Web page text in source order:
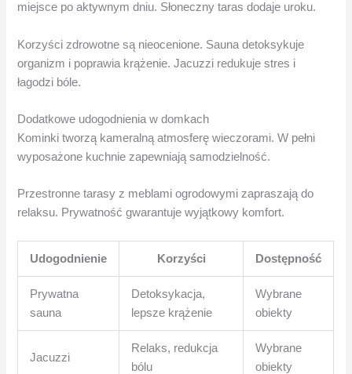
miejsce po aktywnym dniu. Słoneczny taras dodaje uroku.
Korzyści zdrowotne są nieocenione. Sauna detoksykuje
organizm i poprawia krążenie. Jacuzzi redukuje stres i
łagodzi bóle.
Dodatkowe udogodnienia w domkach
Kominki tworzą kameralną atmosferę wieczorami. W pełni
wyposażone kuchnie zapewniają samodzielność.
Przestronne tarasy z meblami ogrodowymi zapraszają do
relaksu. Prywatność gwarantuje wyjątkowy komfort.
Udogodnienie Korzyści Dostępność
Prywatna
sauna
Detoksykacja,
lepsze krążenie
Wybrane
obiekty
Jacuzzi
Relaks, redukcja
bólu
Wybrane
obiekty